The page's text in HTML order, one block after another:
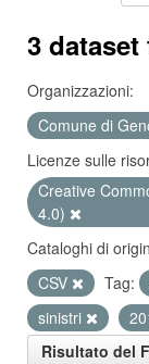
3 dataset
Organizzazioni:
Comune di
Licenze sulle
Creative
4.0)
Cataloghi di
CSV
Tag:
sinistri
Risultato del